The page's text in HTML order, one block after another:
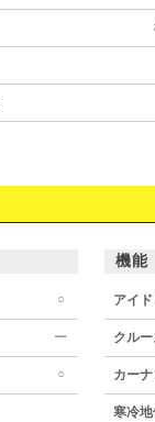
○
ー
○
機能
アイ
クル
カー
寒冷